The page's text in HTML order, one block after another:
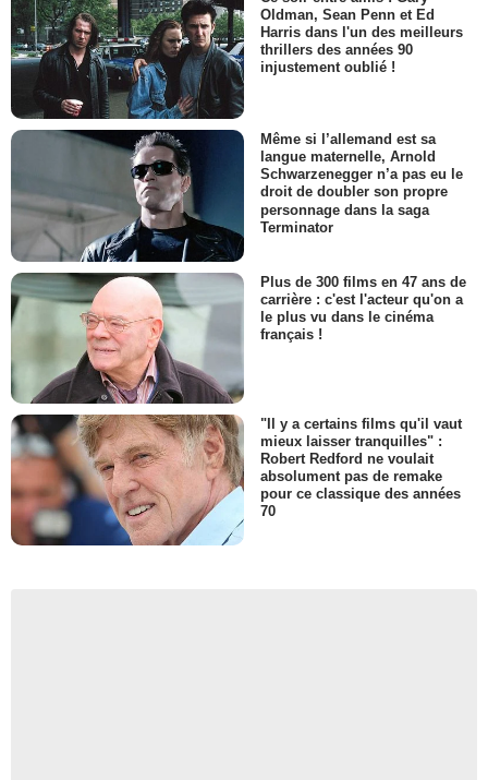
Oldman, Sean Penn et Ed
Harris dans l'un des meilleurs
thrillers des années 90
injustement oublié !
Même si l’allemand est sa
langue maternelle, Arnold
Schwarzenegger n’a pas eu le
droit de doubler son propre
personnage dans la saga
Terminator
Plus de 300 films en 47 ans de
carrière : c'est l'acteur qu'on a
le plus vu dans le cinéma
français !
"Il y a certains films qu'il vaut
mieux laisser tranquilles" :
Robert Redford ne voulait
absolument pas de remake
pour ce classique des années
70